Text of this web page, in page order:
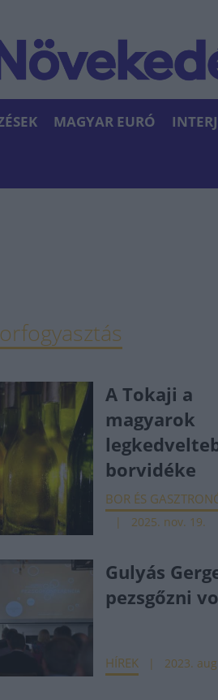
MAGYAR EURÓ
A Tokaji a
magyarok
borvidéke
BOR ÉS
2025. nov. 19.
Gulyás
pezsgőzni
HÍREK 2023.